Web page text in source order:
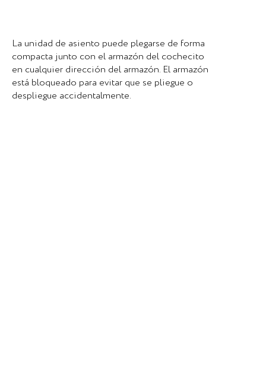
La unidad de asiento puede plegarse de forma
compacta junto con el armazón del cochecito
en cualquier dirección del armazón. El armazón
está bloqueado para evitar que se pliegue o
despliegue accidentalmente.